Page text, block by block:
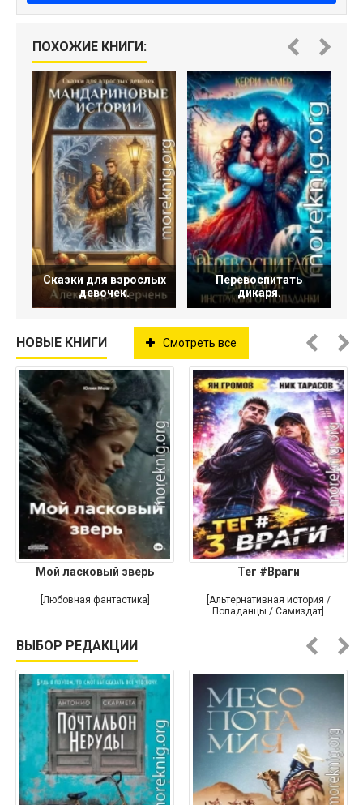
ПОХОЖИЕ КНИГИ:
Сказки для взрослых
девочек.
Перевоспитать
дикаря.
НОВЫЕ КНИГИ Смотреть все
Мой ласковый зверь
[Любовная фантастика]
Тег #Враги
[Альтернативная история /
Попаданцы / Самиздат]
ВЫБОР РЕДАКЦИИ